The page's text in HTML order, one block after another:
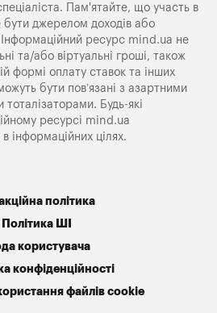
Пам'ятайте, що участь в
бути джерелом доходів або
ресурс mind.ua не
та/або віртуальні гроші, також
формі оплату ставок та інших
бути пов’язані з азартними
Будь-які
ресурсі mind.ua
інформаційних цілях.
політика
Політика ШІ
користувача
конфіденційності
файлів cookie